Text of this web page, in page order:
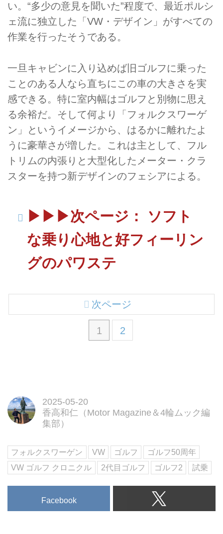
い。“多少の意見を聞いた”程度で、最近ポルシ
ェ流に独立した「VW・デザイン」がすべての
作業を行ったそうである。
一旦キャビンに入り込めば旧ゴルフに乗った
ことのある人なら直ちにこの車の大きさを実
感できる。特に室内幅はゴルフと別物に思え
る余裕だ。そして何より「フォルクスワーゲ
ン」というイメージから、はるかに離れたよ
うに豪華さが増した。これは主として、フル
トリムの内張りと大型化したメーター・クラ
スターを持つ新デザインのフェシアによる。
▶▶▶次ページ： ソフト
な乗り心地と好フィーリン
グのパワステ
1 2
次ページ
2025-05-20
香高和仁（Motor Magazine＆4輪ムック編
集部）
フォルクスワーゲン VW ゴルフ
ゴルフ50周年
VW ゴルフ クロニクル
2代目ゴルフ ゴルフ2 試乗
Facebook